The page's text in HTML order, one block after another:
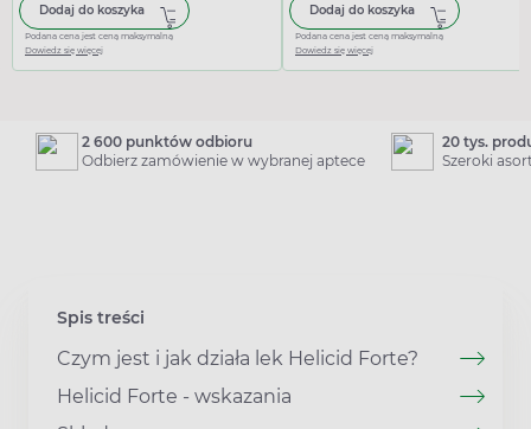
Dodaj do koszyka
Podana cena jest ceną maksymalną
Dowiedz się więcej
Dodaj do koszyka
Podana cena jest ceną maksymalną
Dowiedz się więcej
2 600 punktów odbioru
Odbierz zamówienie w wybranej aptece
20 tys.
Szeroki
Spis treści
Czym jest i jak działa lek Helicid Forte?
Helicid Forte - wskazania